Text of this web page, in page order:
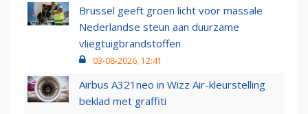
Brussel geeft groen licht voor massale
Nederlandse steun aan duurzame
vliegtuigbrandstoffen
03-08-2026, 12:41
Airbus A321neo in Wizz Air-kleurstelling
beklad met graffiti